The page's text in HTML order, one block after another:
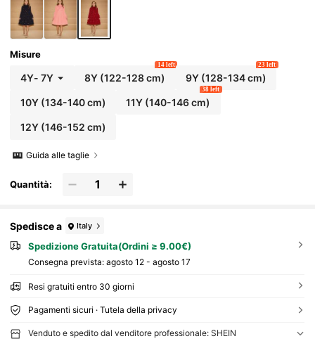
Misure
4Y- 7Y 8Y (122-128 cm)
14 left
9Y (128-134 cm)
23 left
10Y(134-140 cm) 11Y (140-146 cm)
38 left
12Y(146-152 cm)
Guida alle taglie
Quantità:
Spedisce a Italy
Spedizione Gratuita(Ordini ≥ 9.00€)
Consegna prevista: agosto 12 - agosto 17
Resi gratuiti entro 30 giorni
Pagamenti sicuri · Tutela della privacy
Venduto e spedito dal venditore professionale: SHEIN